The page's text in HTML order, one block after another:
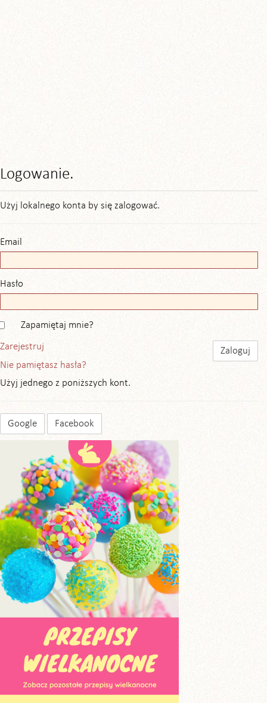
Logowanie.
Użyj lokalnego konta by się zalogować.
Email
Hasło
Zapamiętaj mnie?
Zarejestruj
Nie pamiętasz hasła?
Użyj jednego z poniższych kont.
Google Facebook